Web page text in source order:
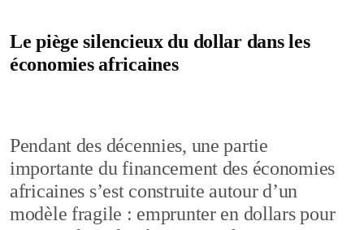
Le piège silencieux du dollar dans les
économies africaines
Pendant des décennies, une partie
importante du financement des économies
africaines s’est construite autour d’un
modèle fragile : emprunter en dollars pour